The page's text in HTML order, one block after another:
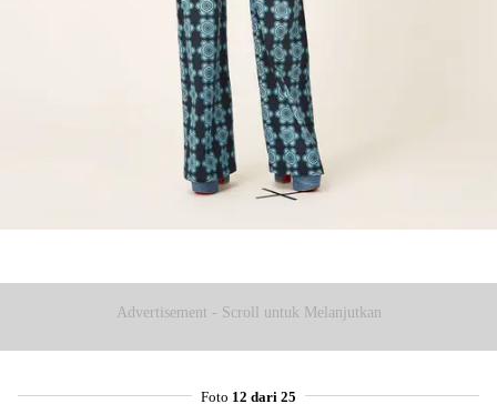
Advertisement - Scroll untuk Melanjutkan
Foto 12 dari 25